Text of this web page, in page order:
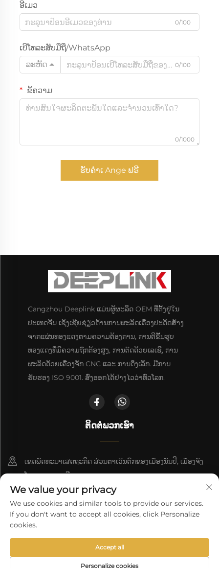
ອີເມວ
0/100
ເບີໂທລະສັບມືຖື/WhatsApp
ລະຫັດ
0/100
ຂໍ້ຄວາມ
0/1000
ຮັບຄຳເ Ange ຟຣີ
Cangzhou Deeplink ແມ່ນຜູ້ຜະລິດ OEM ທີ່ຕັ້ງຢູ່ໃນ
ປະເທດຈີນ ເຊິ່ງເຊີຍຊ່ຽວດ້ານການຜະລິດເຄື່ອງປະດິດສ້າງ
ຈາກແຜ່ນທອງແດງຕາມຄວາມຕ້ອງການ, ການຕີຂຶ້ນຮູບ
ທອງແດງທີ່ມີຄວາມຖືກຕ້ອງສູງ, ການຕັດດ້ວຍເລເຊີ, ການ
ຜະລິດດ້ວຍເຄື່ອງຈັກ CNC ແລະ ການດຶງເລິກ. ມີການ
ຮັບຮອງ ISO 9001. ສົ່ງອອກໄດ້ຢ່າງໄວວ່າທົ່ວໂລກ.
ຕິດຕໍ່ພວກເຮົາ
ເຂດພັດທະນາເສດຖະກິດ ສ່ວນຕາເວັນຕົກຂອງເມືອງນັນປີ, ເມືອງຈັງ
ໂຈວ, ແຂວງເຫຫີ
+86-18617745678
[email protected]
ລິຂະສິດ © 2025 ິງໂຊ Cangzhou Deeplink International Supply
Chain Co., Ltd. ນະໂຍບາຍຄວາມເປັນສ່ວນຕົວ
We value your privacy
We use cookies and similar tools to provide our services.
If you don't want to accept all cookies, click Personalize
cookies.
Personalize cookies
Accept all